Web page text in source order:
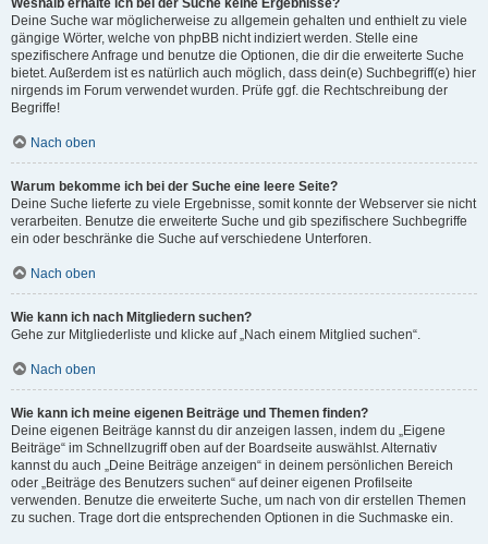
Weshalb erhalte ich bei der Suche keine Ergebnisse?
Deine Suche war möglicherweise zu allgemein gehalten und enthielt zu viele
gängige Wörter, welche von phpBB nicht indiziert werden. Stelle eine
spezifischere Anfrage und benutze die Optionen, die dir die erweiterte Suche
bietet. Außerdem ist es natürlich auch möglich, dass dein(e) Suchbegriff(e) hier
nirgends im Forum verwendet wurden. Prüfe ggf. die Rechtschreibung der
Begriffe!
Nach oben
Warum bekomme ich bei der Suche eine leere Seite?
Deine Suche lieferte zu viele Ergebnisse, somit konnte der Webserver sie nicht
verarbeiten. Benutze die erweiterte Suche und gib spezifischere Suchbegriffe
ein oder beschränke die Suche auf verschiedene Unterforen.
Nach oben
Wie kann ich nach Mitgliedern suchen?
Gehe zur Mitgliederliste und klicke auf „Nach einem Mitglied suchen“.
Nach oben
Wie kann ich meine eigenen Beiträge und Themen finden?
Deine eigenen Beiträge kannst du dir anzeigen lassen, indem du „Eigene
Beiträge“ im Schnellzugriff oben auf der Boardseite auswählst. Alternativ
kannst du auch „Deine Beiträge anzeigen“ in deinem persönlichen Bereich
oder „Beiträge des Benutzers suchen“ auf deiner eigenen Profilseite
verwenden. Benutze die erweiterte Suche, um nach von dir erstellen Themen
zu suchen. Trage dort die entsprechenden Optionen in die Suchmaske ein.